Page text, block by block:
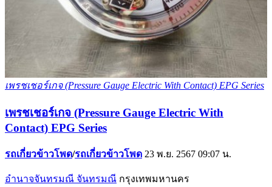
เพรชเชอร์เกจ (Pressure Gauge Electric With Contact) EPG Series
เพรชเชอร์เกจ (Pressure Gauge Electric With
Contact) EPG Series
รถเกี่ยวข้าวโพด/รถเกี่ยวข้าวโพด 23 พ.ย. 2567 09:07 น.
อำนาจจันทรมณี จันทรมณี กรุงเทพมหานคร